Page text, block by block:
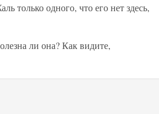
только одного, что его нет здесь,
ли она? Как видите,